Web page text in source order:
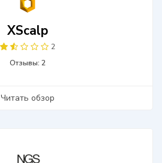
XScalp
2
Отзывы: 2
Читать обзор